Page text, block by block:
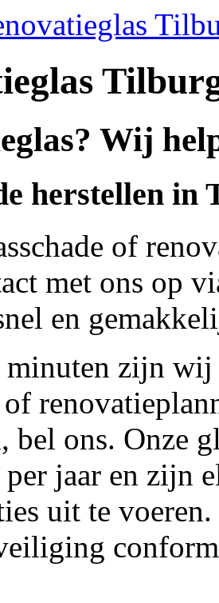
Wij
herstellen in
of
met ons op
en
zijn wij
bel ons. Onze
per jaar en zijn
uit te